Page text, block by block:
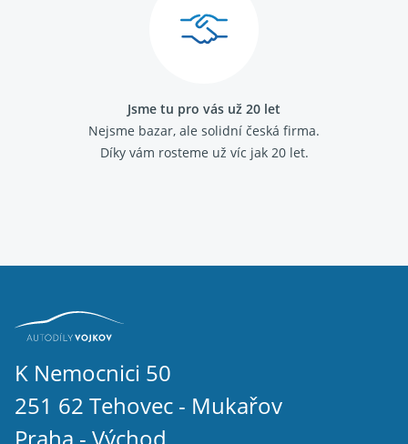
Jsme tu pro vás už 20 let
Nejsme bazar, ale solidní česká firma.
Díky vám rosteme už víc jak 20 let.
K Nemocnici 50
251 62 Tehovec - Mukařov